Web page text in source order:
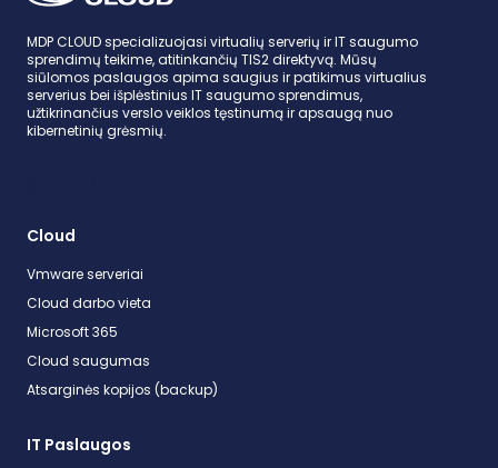
MDP CLOUD specializuojasi virtualių serverių ir IT saugumo
sprendimų teikime, atitinkančių TIS2 direktyvą. Mūsų
siūlomos paslaugos apima saugius ir patikimus virtualius
serverius bei išplėstinius IT saugumo sprendimus,
užtikrinančius verslo veiklos tęstinumą ir apsaugą nuo
kibernetinių grėsmių.
Cloud
Vmware serveriai
Cloud darbo vieta
Microsoft 365
Cloud saugumas
Atsarginės kopijos (backup)
IT Paslaugos